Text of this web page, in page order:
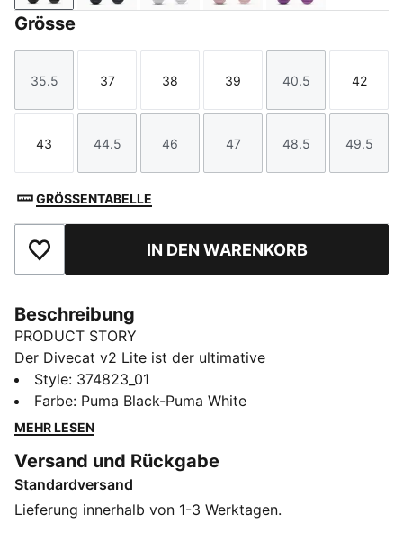
Grösse
Größe
35.5
Größe
37
Größe
38
Größe
39
Größe
40.5
Größe
42
Größe
43
Größe
44.5
Größe
46
Größe
47
Größe
48.5
Größe
49.5
GRÖSSENTABELLE
Zu Favoriten hinzufügenIN DEN WARENKORB
Beschreibung
PRODUCT STORY
Der Divecat v2 Lite ist der ultimative
Urlaubsbegleiter – er ist ein leichter Slider, den du sehr
gut im und am Wasser tragen kannst. Eine Dual-
Density-EVA-Konstruktion und ein strukturiertes
PUMA Schriftzug auf dem Riemen dem Schuh ein
markantes Finish verleiht.
DETAILS
Style: 374823_01
Farbe: Puma Black-Puma White
MEHR LESEN
Versand und Rückgabe
Standardversand
Lieferung innerhalb von 1-3 Werktagen.